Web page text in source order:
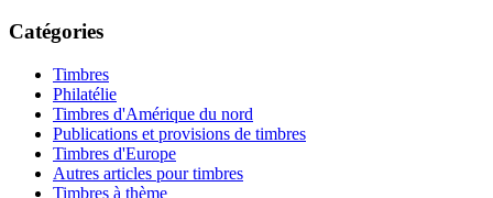
Catégories
Timbres
Philatélie
Timbres d'Amérique du nord
Publications et provisions de timbres
Timbres d'Europe
Autres articles pour timbres
Timbres à thème